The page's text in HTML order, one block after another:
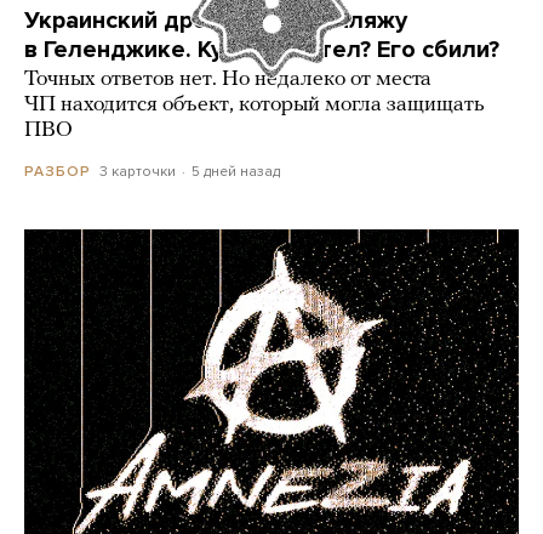
Украинский дрон попал по пляжу
в Геленджике. Куда он летел? Его сбили?
Точных ответов нет. Но недалеко от места
ЧП находится объект, который могла защищать
ПВО
РАЗБОР 3 карточки 5 дней назад